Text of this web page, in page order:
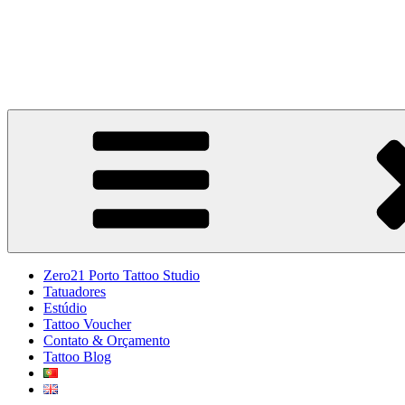
Zero21 Porto Tattoo Studio
estúdio de tatuagem no Porto
Zero21 Porto Tattoo Studio
Tatuadores
Estúdio
Tattoo Voucher
Contato & Orçamento
Tattoo Blog